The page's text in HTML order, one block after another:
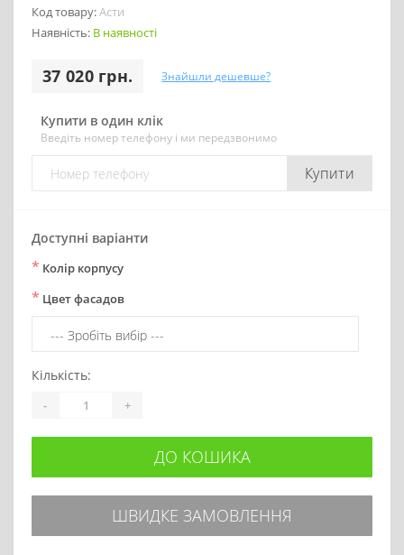
Код товару:Асти
Наявність: В наявності
37 020 грн. Знайшли дешевше?
Купити в один клік
Введіть номер телефону і ми передзвонимо
Купити
Доступні варіанти
* Колір корпусу
* Цвет фасадов
Кількість:
- +
ДО КОШИКА
ШВИДКЕ ЗАМОВЛЕННЯ